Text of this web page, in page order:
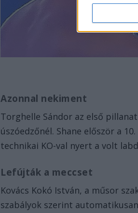
Azonnal nekiment
Torghelle Sándor az első
úszóedzőnél. Shane először a
technikai KO-val nyert a volt
Lefújták a meccset
Kovács Kokó István, a műsor
szabályok szerint